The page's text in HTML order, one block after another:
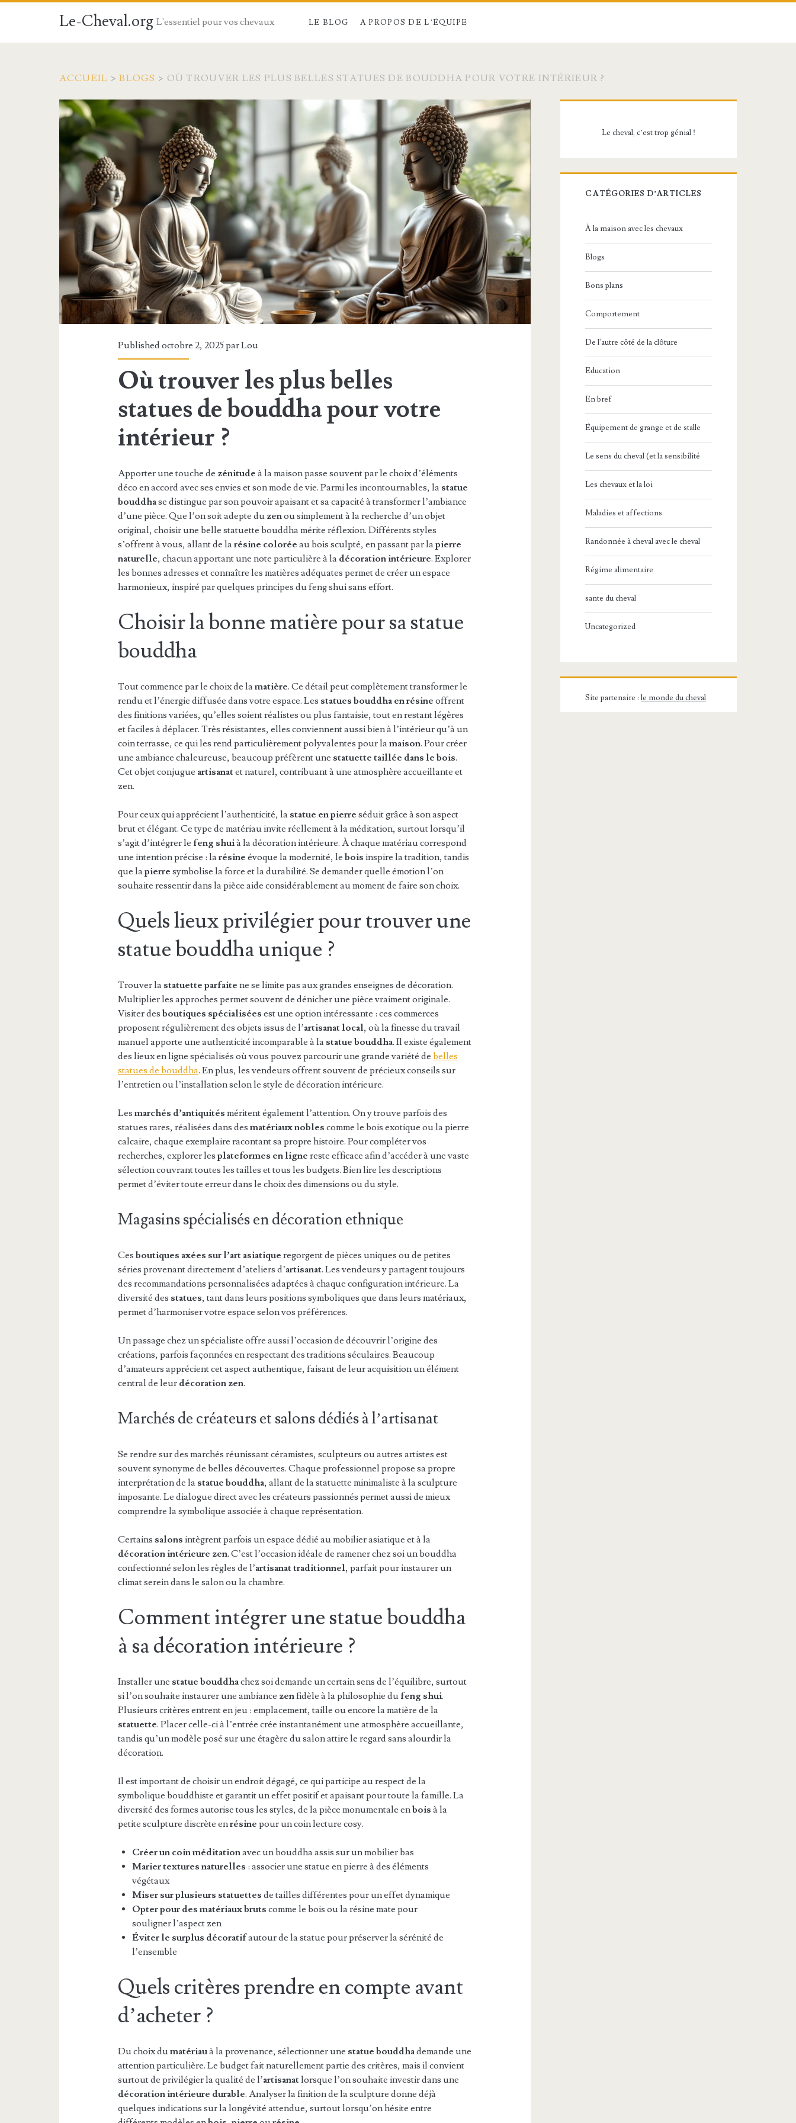
Le-Cheval.org L'essentiel pour vos chevaux LE BLOG A PROPOS DE L’ÉQUIPE
ACCUEIL >BLOGS > OÙ TROUVER LES PLUS BELLES STATUES DE BOUDDHA POUR VOTRE INTÉRIEUR ?
Published octobre 2, 2025 parLou
Où trouver les plus belles
statues de bouddha pour votre
intérieur ?
Apporter une touche de zénitude à la maison passe souvent par le choix d’éléments
déco en accord avec ses envies et son mode de vie. Parmi les incontournables, la statue
bouddhase distingue par son pouvoir apaisant et sa capacité à transformer l’ambiance
d’une pièce. Que l’on soit adepte du zenou simplement à la recherche d’un objet
original, choisir une belle statuette bouddha mérite réflexion. Différents styles
s’offrent à vous, allant de larésine colorée au bois sculpté, en passant par lapierre
naturelle, chacun apportant une note particulière à la décoration intérieure. Explorer
les bonnes adresses et connaître les matières adéquates permet de créer un espace
harmonieux, inspiré par quelques principes du feng shui sans effort.
Choisir la bonne matière pour sa statue
bouddha
Tout commence par le choix de lamatière. Ce détail peut complètement transformer le
rendu et l’énergie diffusée dans votre espace. Les statues bouddha en résine offrent
des finitions variées, qu’elles soient réalistes ou plus fantaisie, tout en restant légères
et faciles à déplacer. Très résistantes, elles conviennent aussi bien à l’intérieur qu’à un
coin terrasse, ce qui les rend particulièrement polyvalentes pour lamaison. Pour créer
une ambiance chaleureuse, beaucoup préfèrent une statuette taillée dans le bois.
Cet objet conjugue artisanatet naturel, contribuant à une atmosphère accueillante et
zen.
Pour ceux qui apprécient l’authenticité, la statue en pierre séduit grâce à son aspect
brut et élégant. Ce type de matériau invite réellement à la méditation, surtout lorsqu’il
s’agit d’intégrer le feng shuià la décoration intérieure. À chaque matériau correspond
une intention précise : larésine évoque la modernité, lebois inspire la tradition, tandis
que lapierre symbolise la force et la durabilité. Se demander quelle émotion l’on
souhaite ressentir dans la pièce aide considérablement au moment de faire son choix.
Quels lieux privilégier pour trouver une
statue bouddha unique ?
Trouver la statuette parfaite ne se limite pas aux grandes enseignes de décoration.
Multiplier les approches permet souvent de dénicher une pièce vraiment originale.
Visiter desboutiques spécialisées est une option intéressante : ces commerces
proposent régulièrement des objets issus de l’artisanat local, où la finesse du travail
manuel apporte une authenticité incomparable à la statue bouddha. Il existe également
des lieux en ligne spécialisés où vous pouvez parcourir une grande variété debelles
statues de bouddha. En plus, les vendeurs offrent souvent de précieux conseils sur
l’entretien ou l’installation selon le style de décoration intérieure.
Lesmarchés d’antiquités méritent également l’attention. On y trouve parfois des
statues rares, réalisées dans desmatériaux nobles comme le bois exotique ou la pierre
calcaire, chaque exemplaire racontant sa propre histoire. Pour compléter vos
recherches, explorer lesplateformes en ligne reste efficace afin d’accéder à une vaste
sélection couvrant toutes les tailles et tous les budgets. Bien lire les descriptions
permet d’éviter toute erreur dans le choix des dimensions ou du style.
Magasins spécialisés en décoration ethnique
Cesboutiques axées sur l’art asiatique regorgent de pièces uniques ou de petites
séries provenant directement d’ateliers d’artisanat. Les vendeurs y partagent toujours
des recommandations personnalisées adaptées à chaque configuration intérieure. La
diversité des statues, tant dans leurs positions symboliques que dans leurs matériaux,
permet d’harmoniser votre espace selon vos préférences.
Un passage chez un spécialiste offre aussi l’occasion de découvrir l’origine des
créations, parfois façonnées en respectant des traditions séculaires. Beaucoup
d’amateurs apprécient cet aspect authentique, faisant de leur acquisition un élément
central de leur décoration zen.
Marchés de créateurs et salons dédiés à l’artisanat
Se rendre sur des marchés réunissant céramistes, sculpteurs ou autres artistes est
souvent synonyme de belles découvertes. Chaque professionnel propose sa propre
interprétation de la statue bouddha, allant de la statuette minimaliste à la sculpture
imposante. Le dialogue direct avec les créateurs passionnés permet aussi de mieux
comprendre la symbolique associée à chaque représentation.
Certains salons intègrent parfois un espace dédié au mobilier asiatique et à la
décoration intérieure zen. C’est l’occasion idéale de ramener chez soi un bouddha
confectionné selon les règles de l’artisanat traditionnel, parfait pour instaurer un
climat serein dans le salon ou la chambre.
Comment intégrer une statue bouddha
à sa décoration intérieure ?
Installer une statue bouddhachez soi demande un certain sens de l’équilibre, surtout
si l’on souhaite instaurer une ambiance zenfidèle à la philosophie du feng shui.
Plusieurs critères entrent en jeu : emplacement, taille ou encore la matière de la
statuette. Placer celle-ci à l’entrée crée instantanément une atmosphère accueillante,
tandis qu’un modèle posé sur une étagère du salon attire le regard sans alourdir la
décoration.
Il est important de choisir un endroit dégagé, ce qui participe au respect de la
symbolique bouddhiste et garantit un effet positif et apaisant pour toute la famille. La
diversité des formes autorise tous les styles, de la pièce monumentale enbois à la
petite sculpture discrète enrésine pour un coin lecture cosy.
Créer un coin méditationavec un bouddha assis sur un mobilier bas
Marier textures naturelles : associer une statue en pierre à des éléments
végétaux
Miser sur plusieurs statuettes de tailles différentes pour un effet dynamique
Opter pour des matériaux bruts comme le bois ou la résine mate pour
souligner l’aspect zen
Éviter le surplus décoratifautour de la statue pour préserver la sérénité de
l’ensemble
Quels critères prendre en compte avant
d’acheter ?
Du choix dumatériauà la provenance, sélectionner une statue bouddhademande une
attention particulière. Le budget fait naturellement partie des critères, mais il convient
surtout de privilégier la qualité de l’artisanatlorsque l’on souhaite investir dans une
décoration intérieure durable. Analyser la finition de la sculpture donne déjà
quelques indications sur la longévité attendue, surtout lorsqu’on hésite entre
latérale
principale
Le cheval, c’est trop génial !
CATÉGORIES D’ARTICLES
À la maison avec les chevaux
Blogs
Bons plans
Comportement
De l'autre côté de la clôture
Education
En bref
Équipement de grange et de stalle
Le sens du cheval (et la sensibilité
Les chevaux et la loi
Maladies et affections
Randonnée à cheval avec le cheval
Régime alimentaire
sante du cheval
Uncategorized
Site partenaire :le monde du cheval